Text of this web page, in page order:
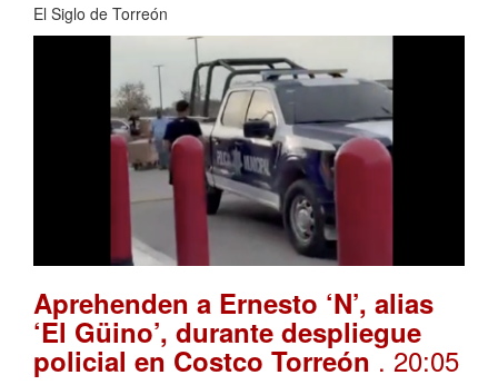
El Siglo de Torreón
Aprehenden a Ernesto ‘N’, alias
‘El Güino’, durante despliegue
policial en Costco Torreón. 20:05